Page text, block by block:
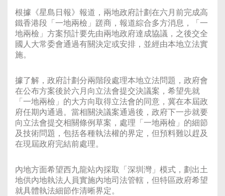
根據《星島日報》報道，兩地政府計劃在六月前完成高
鐵香港段「一地兩檢」蹉商，報道綜合多方消息，「一
地兩檢」方案預計要先由兩地政府達成協議，之後交全
國人大常委會通過有關決定或安排，並經由本地立法實
施。
據了解，政府計劃分兩階段處理本地立法問題，政府會
在公布方案後於六月向立法會提交決議案，希望先就
「一地兩檢」的大方向取得立法會的同意，冀在本屆政
府任期內通過。當相關決議案通過後，政府下一步就要
向立法會提交相關條例草案，處理「一地兩檢」的細節
及技術問題，包括各種執法權的界定，但預料難以趕及
在現屆政府完結前處理。
內地方面希望西九龍站內採取「深圳灣」模式，劃出土
地供內地執法人員實施內地司法管轄，但特區政府希望
就具體執法細節作清晰界定。